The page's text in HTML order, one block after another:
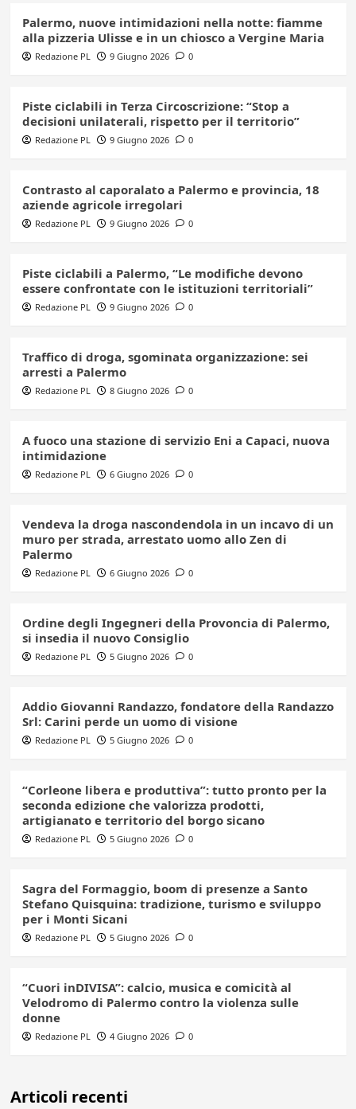
Palermo, nuove intimidazioni nella notte: fiamme
alla pizzeria Ulisse e in un chiosco a Vergine Maria
Redazione PL 9 Giugno 2026 0
Piste ciclabili in Terza Circoscrizione: “Stop a
decisioni unilaterali, rispetto per il territorio”
Redazione PL 9 Giugno 2026 0
Contrasto al caporalato a Palermo e provincia, 18
aziende agricole irregolari
Redazione PL 9 Giugno 2026 0
Piste ciclabili a Palermo, “Le modifiche devono
essere confrontate con le istituzioni territoriali”
Redazione PL 9 Giugno 2026 0
Traffico di droga, sgominata organizzazione: sei
arresti a Palermo
Redazione PL 8 Giugno 2026 0
A fuoco una stazione di servizio Eni a Capaci, nuova
intimidazione
Redazione PL 6 Giugno 2026 0
Vendeva la droga nascondendola in un incavo di un
muro per strada, arrestato uomo allo Zen di
Palermo
Redazione PL 6 Giugno 2026 0
Ordine degli Ingegneri della Provoncia di Palermo,
si insedia il nuovo Consiglio
Redazione PL 5 Giugno 2026 0
Addio Giovanni Randazzo, fondatore della Randazzo
Srl: Carini perde un uomo di visione
Redazione PL 5 Giugno 2026 0
“Corleone libera e produttiva”: tutto pronto per la
seconda edizione che valorizza prodotti,
artigianato e territorio del borgo sicano
Redazione PL 5 Giugno 2026 0
Sagra del Formaggio, boom di presenze a Santo
Stefano Quisquina: tradizione, turismo e sviluppo
per i Monti Sicani
Redazione PL 5 Giugno 2026 0
“Cuori inDIVISA”: calcio, musica e comicità al
Velodromo di Palermo contro la violenza sulle
donne
Redazione PL 4 Giugno 2026 0
Articoli recenti